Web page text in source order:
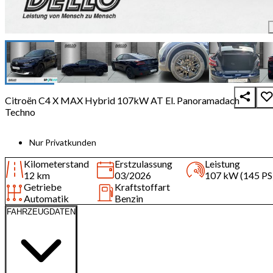
Citroën C4 X MAX Hybrid 107kW AT El. Panoramadach
Techno
Nur Privatkunden
Kilometerstand
12 km
Erstzulassung
03/2026
Leistung
107 kW (145
Getriebe
Automatik
Kraftstoffart
Benzin
FAHRZEUGDATEN